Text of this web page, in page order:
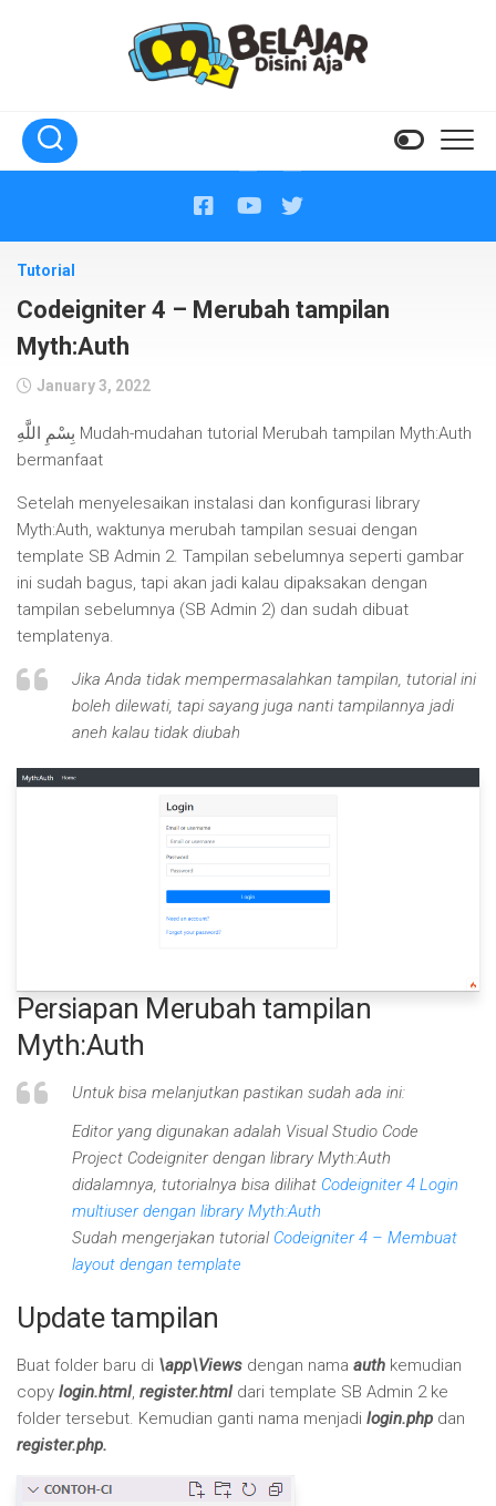
Tutorial
Codeigniter 4 – Merubah tampilan
Myth:Auth
January 3, 2022
بِسْمِ اللَّهِ Mudah-mudahan tutorial Merubah tampilan Myth:Auth
bermanfaat
Setelah menyelesaikan instalasi dan konfigurasi library
Myth:Auth, waktunya merubah tampilan sesuai dengan
template SB Admin 2. Tampilan sebelumnya seperti gambar
ini sudah bagus, tapi akan jadi kalau dipaksakan dengan
tampilan sebelumnya (SB Admin 2) dan sudah dibuat
templatenya.
Jika Anda tidak mempermasalahkan tampilan, tutorial ini
boleh dilewati, tapi sayang juga nanti tampilannya jadi
aneh kalau tidak diubah
Persiapan Merubah tampilan
Myth:Auth
Untuk bisa melanjutkan pastikan sudah ada ini:
Editor yang digunakan adalah Visual Studio Code
Project Codeigniter dengan library Myth:Auth
didalamnya, tutorialnya bisa dilihat Codeigniter 4 Login
multiuser dengan library Myth:Auth
Sudah mengerjakan tutorial Codeigniter 4 – Membuat
layout dengan template
Update tampilan
Buat folder baru di \app\Views dengan nama auth kemudian
copy login.html, register.html dari template SB Admin 2 ke
folder tersebut. Kemudian ganti nama menjadi login.php dan
register.php.